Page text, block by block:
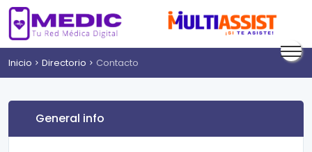
Inicio Directorio Contacto
General info